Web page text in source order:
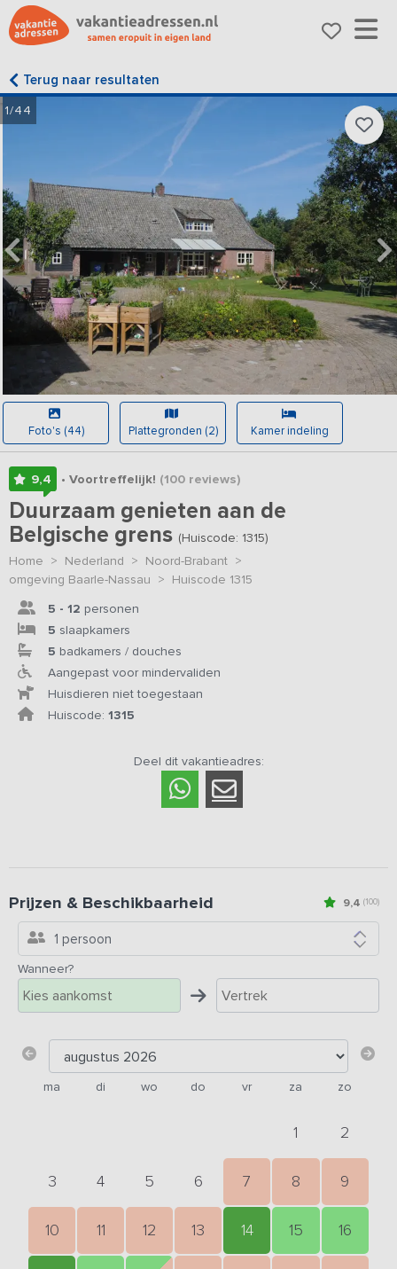
Terug naar resultaten
1/44
Foto's (44) Plattegronden (2) Kamer indeling
9,4 • Voortreffelijk! (100reviews)
Duurzaam genieten aan de
Belgische grens (Huiscode: 1315)
Home > Nederland > Noord-Brabant >
omgeving Baarle-Nassau > Huiscode 1315
5 - 12 personen
5 slaapkamers
5 badkamers / douches
Aangepast voor mindervaliden
Huisdieren niet toegestaan
Huiscode: 1315
Deel dit vakantieadres:
9,4 (100)
Prijzen & Beschikbaarheid
1 persoon
Wanneer?
ma di wo do vr za zo
1 2
3 4 5 6 7 8 9
10 11 12 13 14 15 16